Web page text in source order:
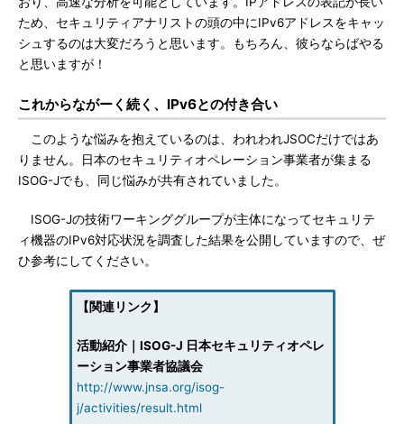
ため、セキュリティアナリストの頭の中にIPv6アドレスをキャッ
シュするのは大変だろうと思います。もちろん、彼らならばやる
と思いますが！
これからながーく続く、IPv6との付き合い
このような悩みを抱えているのは、われわれJSOCだけではあ
りません。日本のセキュリティオペレーション事業者が集まる
ISOG-Jでも、同じ悩みが共有されていました。
ISOG-Jの技術ワーキンググループが主体になってセキュリテ
ィ機器のIPv6対応状況を調査した結果を公開していますので、ぜ
ひ参考にしてください。
【関連リンク】
活動紹介｜ISOG-J 日本セキュリティオペレ
ーション事業者協議会
http://www.jnsa.org/isog-
j/activities/result.html